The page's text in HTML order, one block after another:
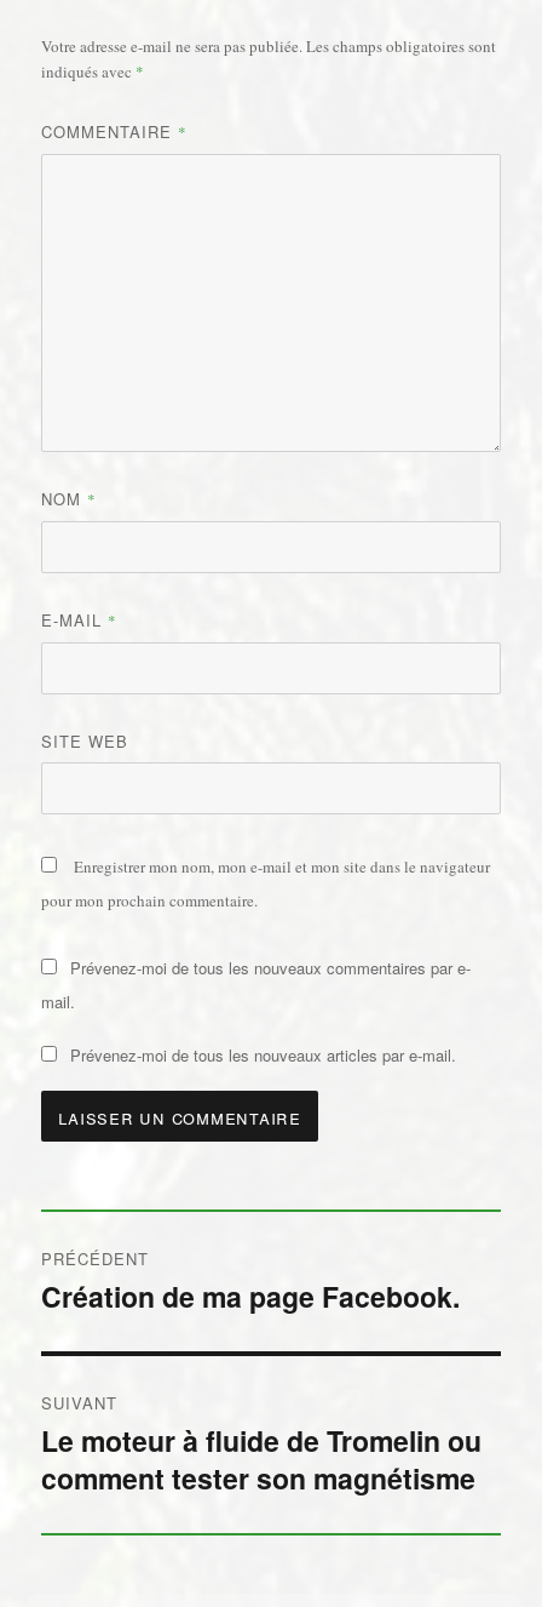
Votre adresse e-mail ne sera pas publiée.Les champs obligatoires sont
indiqués avec *
COMMENTAIRE *
NOM *
E-MAIL *
SITE WEB
Enregistrer mon nom, mon e-mail et mon site dans le navigateur
pour mon prochain commentaire.
Prévenez-moi de tous les nouveaux commentaires par e-
mail.
Prévenez-moi de tous les nouveaux articles par e-mail.
de
PRÉCÉDENT
Publication
Création de ma page Facebook.
SUIVANT
Publication
suivante :
Le moteur à fluide de Tromelin ou
comment tester son magnétisme